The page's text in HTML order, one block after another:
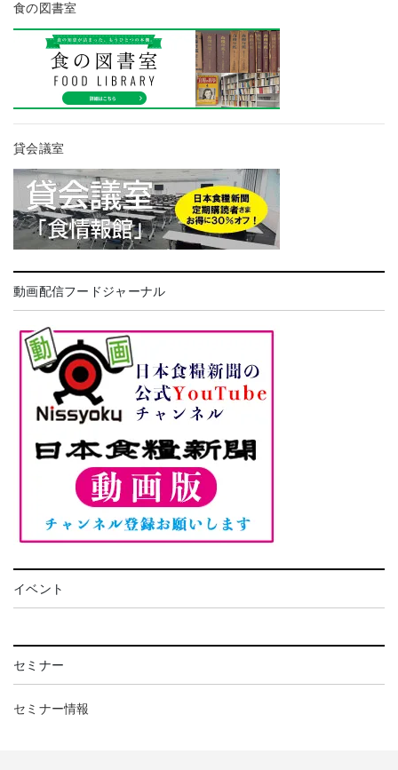
食の図書室
貸会議室
動画配信フードジャーナル
イベント
セミナー
セミナー情報